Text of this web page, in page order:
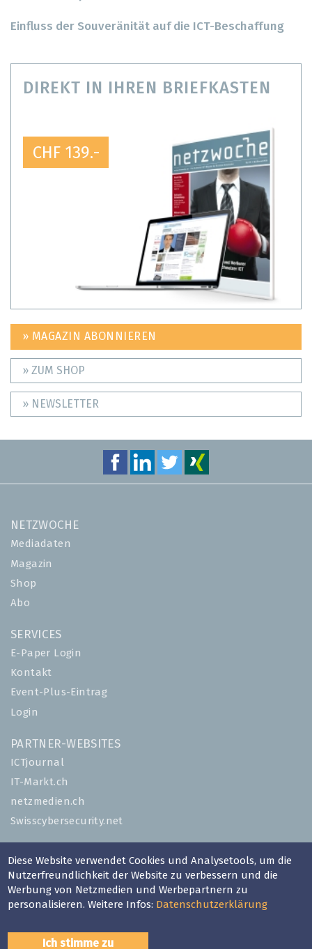
Einfluss der Souveränität auf die ICT-Beschaffung
DIREKT IN IHREN BRIEFKASTEN
CHF 139.-
» MAGAZIN ABONNIEREN
» ZUM SHOP
» NEWSLETTER
NETZWOCHE
Mediadaten
Magazin
Shop
Abo
SERVICES
E-Paper Login
Kontakt
Event-Plus-Eintrag
Login
PARTNER-WEBSITES
ICTjournal
IT-Markt.ch
netzmedien.ch
Swisscybersecurity.net
© NETZMEDIEN AG 2026
Impressum
AGB
Nutzungsbestimmungen
Datenschutzerklärung
Diese Website verwendet Cookies und Analysetools, um die
Nutzerfreundlichkeit der Website zu verbessern und die
Werbung von Netzmedien und Werbepartnern zu
personalisieren. Weitere Infos: Datenschutzerklärung
Ich stimme zu